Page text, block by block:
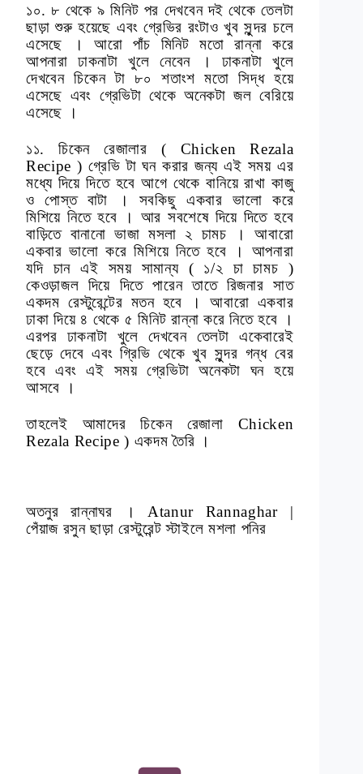
১০. ৮ থেকে ৯ মিনিট পর দেখবেন দই থেকে তেলটা
ছাড়া শুরু হয়েছে এবং গ্রেভির রংটাও খুব সুন্দর চলে
এসেছে । আরো পাঁচ মিনিট মতো রান্না করে
আপনারা ঢাকনাটা খুলে নেবেন । ঢাকনাটা খুলে
দেখবেন চিকেন টা ৮০ শতাংশ মতো সিদ্ধ হয়ে
এসেছে এবং গ্রেভিটা থেকে অনেকটা জল বেরিয়ে
এসেছে ।
১১. চিকেন রেজালার ( Chicken Rezala
Recipe ) গ্রেভি টা ঘন করার জন্য এই সময় এর
মধ্যে দিয়ে দিতে হবে আগে থেকে বানিয়ে রাখা কাজু
ও পোস্ত বাটা । সবকিছু একবার ভালো করে
মিশিয়ে নিতে হবে । আর সবশেষে দিয়ে দিতে হবে
বাড়িতে বানানো ভাজা মসলা ২ চামচ । আবারো
একবার ভালো করে মিশিয়ে নিতে হবে । আপনারা
যদি চান এই সময় সামান্য ( ১/২ চা চামচ )
কেওড়াজল দিয়ে দিতে পারেন তাতে রিজনার সাত
একদম রেস্টুরেন্টের মতন হবে । আবারো একবার
ঢাকা দিয়ে ৪ থেকে ৫ মিনিট রান্না করে নিতে হবে ।
এরপর ঢাকনাটা খুলে দেখবেন তেলটা একেবারেই
ছেড়ে দেবে এবং গ্রিভি থেকে খুব সুন্দর গন্ধ বের
হবে এবং এই সময় গ্রেভিটা অনেকটা ঘন হয়ে
আসবে ।
তাহলেই আমাদের চিকেন রেজালা Chicken
Rezala Recipe ) একদম তৈরি ।
অতনুর রান্নাঘর । Atanur Rannaghar |
পেঁয়াজ রসুন ছাড়া রেস্টুরেন্ট স্টাইলে মশলা পনির